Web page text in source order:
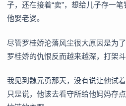
子，还在接着“卖”，想给儿子存一
他娶老婆。
尽管罗桂娇沦落风尘很大原因是为
罗桂娇的仇恨反而越来越深，打架斗
我见到魏元勇那天，没有说让他试
只是说，他该去看守所给他妈妈存